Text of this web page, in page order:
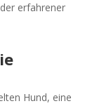
erfahrener
Hund, eine